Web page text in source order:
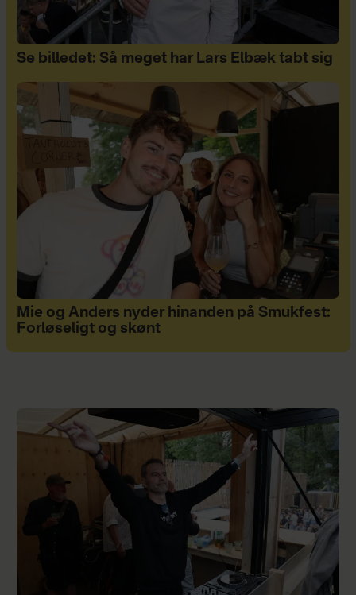
Se billedet: Så meget har Lars Elbæk tabt sig
Mie og Anders nyder hinanden på Smukfest:
Forløseligt og skønt